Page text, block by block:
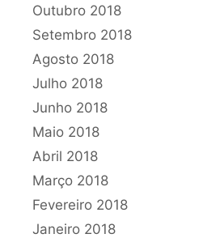
Outubro 2018
Setembro 2018
Agosto 2018
Julho 2018
Junho 2018
Maio 2018
Abril 2018
Março 2018
Fevereiro 2018
Janeiro 2018